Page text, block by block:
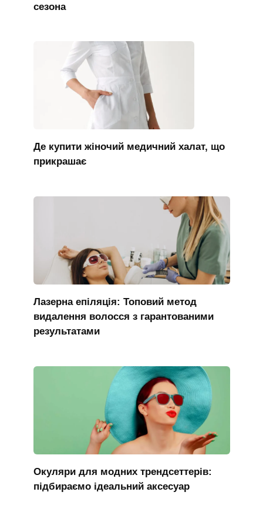
сезона
Де купити жіночий медичний халат, що
прикрашає
Лазерна епіляція: Топовий метод
видалення волосся з гарантованими
результатами
Окуляри для модних трендсеттерів:
підбираємо ідеальний аксесуар